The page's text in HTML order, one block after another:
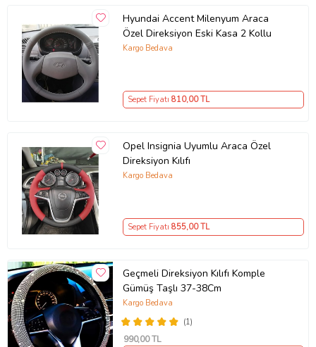
Hyundai Accent Milenyum Araca
Özel Direksiyon Eski Kasa 2 Kollu
Kargo Bedava
Sepet Fiyatı 810,00 TL
Opel Insignia Uyumlu Araca Özel
Direksiyon Kılıfı
Kargo Bedava
Sepet Fiyatı 855,00 TL
Geçmeli Direksiyon Kılıfı Komple
Gümüş Taşlı 37-38Cm
(1)
Kargo Bedava
990,00 TL